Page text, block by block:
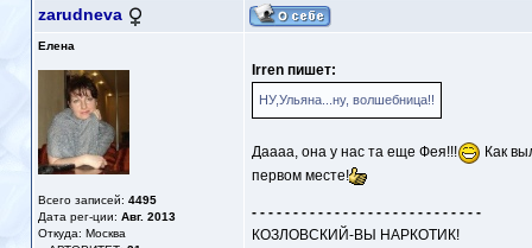
zarudneva
Елена
Всего записей: 4495
Дата рег-ции: Авг. 2013
Откуда: Москва
Irren пишет:
НУ,Ульяна...ну, волшебница!!
Даааа, она у нас та еще Фея!!!
Как
первом месте!
- - - - - - - - - - - - - - - - - - - - - - - - - - - -
КОЗЛОВСКИЙ-ВЫ НАРКОТИК!